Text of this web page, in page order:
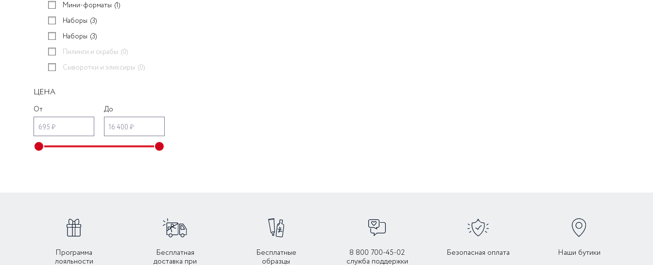
Мини-форматы (1)
Наборы (3)
Наборы (3)
Пилинги и скрабы (0)
Сыворотки и эликсиры (0)
ЦЕНА
От
695 ₽
До
16 400 ₽
Программа
лояльности
Бесплатная
доставка при
Бесплатные
образцы
8 800 700-45-02
служба поддержки
Безопасная оплата Наши бутики